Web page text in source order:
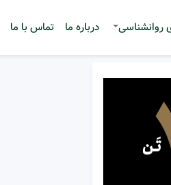
روانشناسی درباره ما تماس با ما